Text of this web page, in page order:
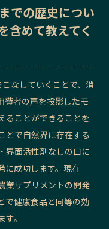
での歴史につい
含めて教えてく
なしていくことで、消
費者の声を投影したモ
ることができることを
とで自然界に存在する
界面活性剤なしの口に
に成功します。現在
業サプリメントの開発
で健康食品と同等の効
。